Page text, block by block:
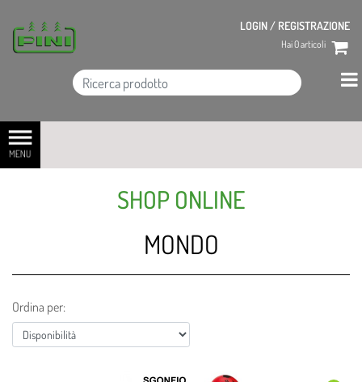
LOGIN / REGISTRAZIONE
Hai0articoli
SHOP ONLINE
MONDO
Ordina per: